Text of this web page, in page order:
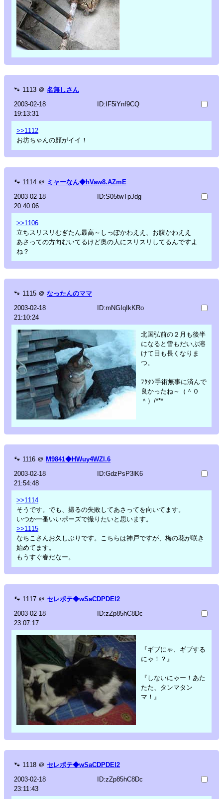
🐾 1113 ＠ 名無しさん
2003-02-18
19:13:31
ID:IF5iYnf9CQ
>>1112
お坊ちゃんの顔がイイ！
🐾 1114 ＠ ミャーなん◆hVaw8.AZmE
2003-02-18
20:40:06
ID:S05twTpJdg
>>1106
立ちスリスリむぎたん最高～しっぽかわええ、お腹かわええ
あさっての方向むいてるけど奥の人にスリスリしてるんですよ
ね？
🐾 1115 ＠ なったんのママ
2003-02-18
21:10:24
ID:mNGIqIkKRo
北国弘前の２月も後半
になると雪もだいぶ溶
けて日も長くなりま
つ。
ﾌｸﾀﾝ手術無事に済んで
良かったね～（＾０
＾）/***
🐾 1116 ＠ M9841◆HWuy4WZl.6
2003-02-18
21:54:48
ID:GdzPsP3lK6
>>1114
そうです。でも、撮るの失敗してあさってを向いてます。
いつか一番いいポーズで撮りたいと思います。
>>1115
なちこさんお久しぶりです。こちらは神戸ですが、梅の花が咲き
始めてます。
もうすぐ春だなー。
🐾 1117 ＠ セレポテ◆wSaCDPDEl2
2003-02-18
23:07:17
ID:zZp85hC8Dc
『ギブにゃ、ギブする
にゃ！？』
『しないにゃー！あた
たた、タンマタン
マ！』
🐾 1118 ＠ セレポテ◆wSaCDPDEl2
2003-02-18
23:11:43
ID:zZp85hC8Dc